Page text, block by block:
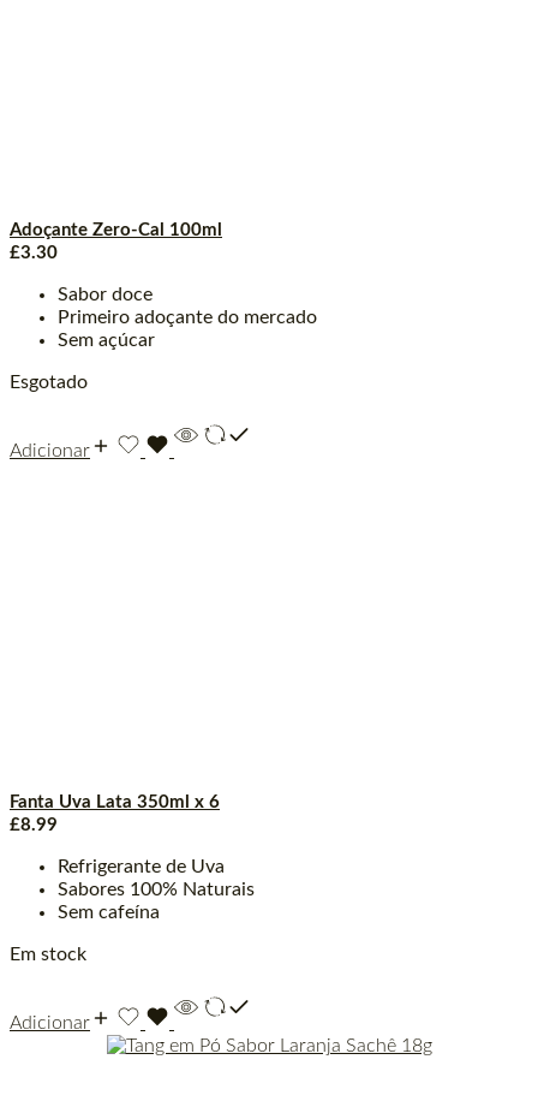
Adoçante Zero-Cal 100ml
£3.30
Sabor doce
Primeiro adoçante do mercado
Sem açúcar
Esgotado
Adicionar
Fanta Uva Lata 350ml x 6
£8.99
Refrigerante de Uva
Sabores 100% Naturais
Sem cafeína
Em stock
Adicionar